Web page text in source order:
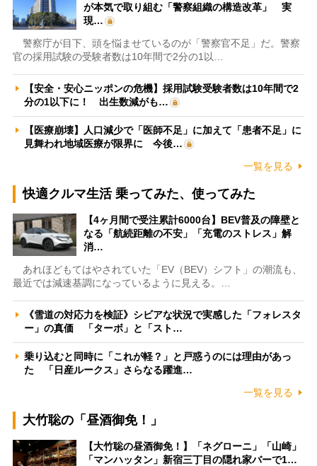
が本気で取り組む「警察組織の構造改革」 実
現…
警察庁が目下、頭を悩ませているのが「警察官不足」だ。警察
官の採用試験の受験者数は10年間で2分の1以…
【安全・安心ニッポンの危機】採用試験受験者数は10年間で2
分の1以下に！ 出生数減がも…
【医療崩壊】人口減少で「医師不足」に加えて「患者不足」に
見舞われ地域医療が限界に 今後…
一覧を見る
快適クルマ生活 乗ってみた、使ってみた
【4ヶ月間で受注累計6000台】BEV普及の障壁と
なる「航続距離の不安」「充電のストレス」解
消…
あれほどもてはやされていた「EV（BEV）シフト」の潮流も、
最近では減速基調になっているように見える。…
《雪道の対応力を検証》シビアな状況で実感した「フォレスタ
ー」の真価 「ターボ」と「スト…
乗り込むと同時に「これが軽？」と戸惑うのには理由があっ
た 「日産ルークス」さらなる躍進…
一覧を見る
大竹聡の「昼酒御免！」
【大竹聡の昼酒御免！】「ネグローニ」「山崎」
「マンハッタン」新宿三丁目の隠れ家バーで1…